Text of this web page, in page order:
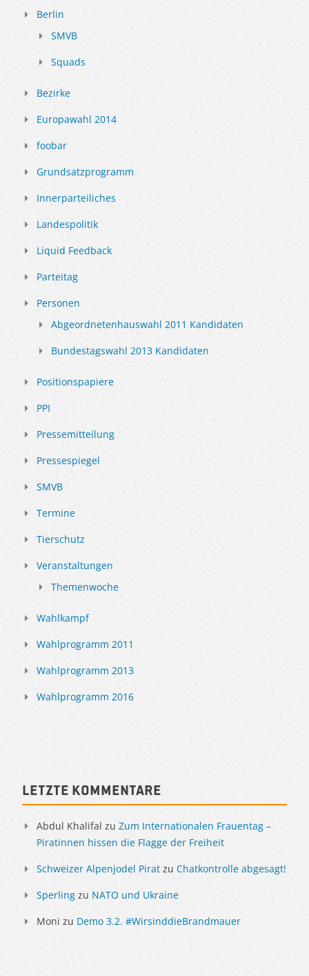
Berlin
SMVB
Squads
Bezirke
Europawahl 2014
foobar
Grundsatzprogramm
Innerparteiliches
Landespolitik
Liquid Feedback
Parteitag
Personen
Abgeordnetenhauswahl 2011 Kandidaten
Bundestagswahl 2013 Kandidaten
Positionspapiere
PPI
Pressemitteilung
Pressespiegel
SMVB
Termine
Tierschutz
Veranstaltungen
Themenwoche
Wahlkampf
Wahlprogramm 2011
Wahlprogramm 2013
Wahlprogramm 2016
Letzte Kommentare
Abdul Khalifal zu Zum Internationalen Frauentag –
Piratinnen hissen die Flagge der Freiheit
Schweizer Alpenjodel Pirat zu Chatkontrolle abgesagt!
Sperling zu NATO und Ukraine
Moni zu Demo 3.2. #WirsinddieBrandmauer